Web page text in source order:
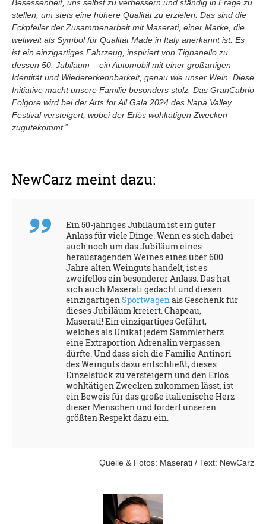
Besessenheit, uns selbst zu verbessern und ständig in Frage zu
stellen, um stets eine höhere Qualität zu erzielen: Das sind die
Eckpfeiler der Zusammenarbeit mit Maserati, einer Marke, die
weltweit als Symbol für Qualität Made in Italy anerkannt ist. Es
ist ein einzigartiges Fahrzeug, inspiriert von Tignanello zu
dessen 50. Jubiläum – ein Automobil mit einer großartigen
Identität und Wiedererkennbarkeit, genau wie unser Wein. Diese
Initiative macht unsere Familie besonders stolz: Das GranCabrio
Folgore wird bei der Arts for All Gala 2024 des Napa Valley
Festival versteigert, wobei der Erlös wohltätigen Zwecken
zugutekommt.“
NewCarz meint dazu:
Ein 50-jähriges Jubiläum ist ein guter
Anlass für viele Dinge. Wenn es sich dabei
auch noch um das Jubiläum eines
herausragenden Weines eines über 600
Jahre alten Weinguts handelt, ist es
zweifellos ein besonderer Anlass. Das hat
sich auch Maserati gedacht und diesen
einzigartigenSportwagenals Geschenk für
dieses Jubiläum kreiert. Chapeau,
Maserati! Ein einzigartiges Gefährt,
welches als Unikat jedem Sammlerherz
eine Extraportion Adrenalin verpassen
dürfte. Und dass sich die Familie Antinori
des Weinguts dazu entschließt, dieses
Einzelstück zu versteigern und den Erlös
wohltätigen Zwecken zukommen lässt, ist
ein Beweis für das große italienische Herz
dieser Menschen und fordert unseren
größten Respekt dazu ein.
Quelle & Fotos: Maserati / Text: NewCarz